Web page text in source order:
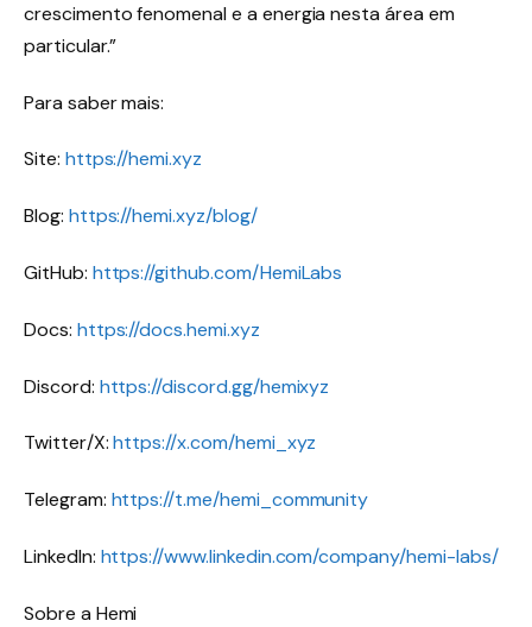
crescimento fenomenal e a energia nesta área em
particular.”
Para saber mais:
Site: https://hemi.xyz
Blog: https://hemi.xyz/blog/
GitHub: https://github.com/HemiLabs
Docs: https://docs.hemi.xyz
Discord: https://discord.gg/hemixyz
Twitter/X:https://x.com/hemi_xyz
Telegram: https://t.me/hemi_community
LinkedIn: https://www.linkedin.com/company/hemi-labs/
Sobre a Hemi